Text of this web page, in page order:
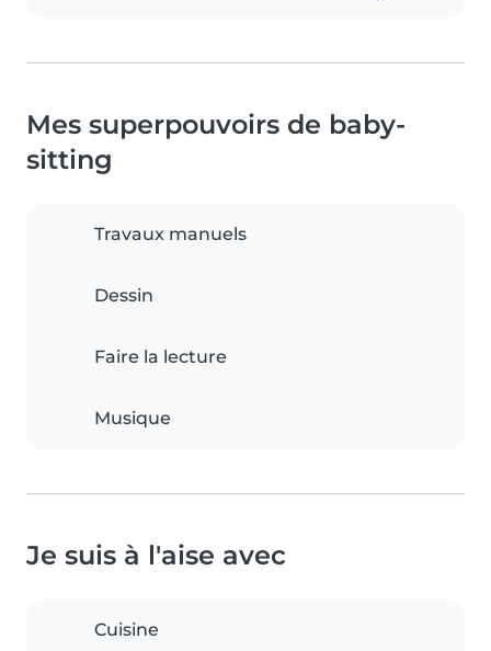
Mes superpouvoirs de baby-
sitting
Travaux manuels
Dessin
Faire la lecture
Musique
Je suis à l'aise avec
Cuisine